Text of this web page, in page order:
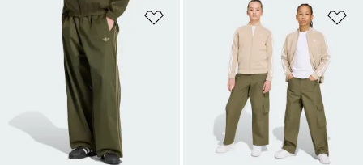
Añadir a la lista de deseos